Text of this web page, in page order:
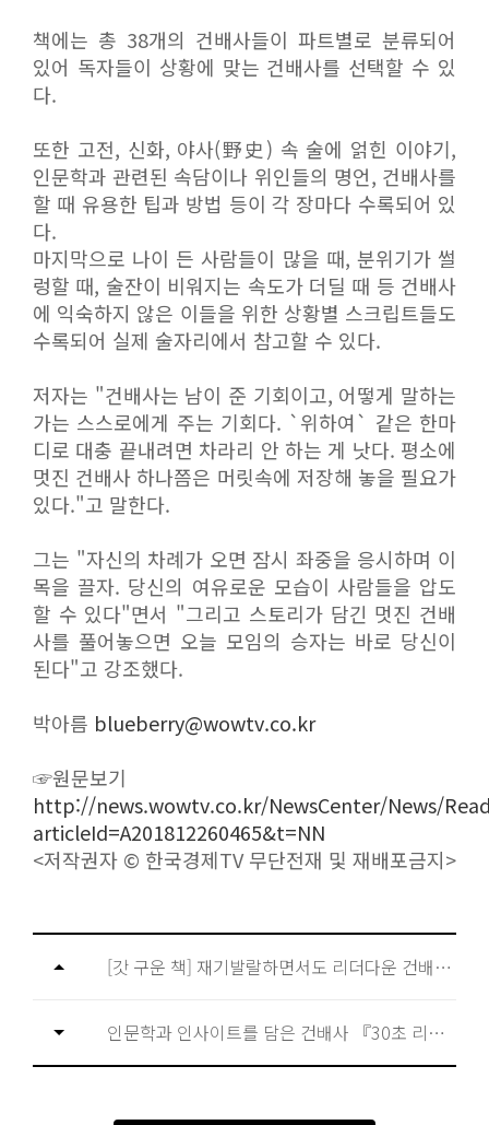
책에는 총 38개의 건배사들이 파트별로 분류되어
있어 독자들이 상황에 맞는 건배사를 선택할 수 있
다.
또한 고전, 신화, 야사(野史) 속 술에 얽힌 이야기,
인문학과 관련된 속담이나 위인들의 명언, 건배사를
할 때 유용한 팁과 방법 등이 각 장마다 수록되어 있
다.
마지막으로 나이 든 사람들이 많을 때, 분위기가 썰
렁할 때, 술잔이 비워지는 속도가 더딜 때 등 건배사
에 익숙하지 않은 이들을 위한 상황별 스크립트들도
수록되어 실제 술자리에서 참고할 수 있다.
저자는 "건배사는 남이 준 기회이고, 어떻게 말하는
가는 스스로에게 주는 기회다. `위하여` 같은 한마
디로 대충 끝내려면 차라리 안 하는 게 낫다. 평소에
멋진 건배사 하나쯤은 머릿속에 저장해 놓을 필요가
있다."고 말한다.
그는 "자신의 차례가 오면 잠시 좌중을 응시하며 이
목을 끌자. 당신의 여유로운 모습이 사람들을 압도
할 수 있다"면서 "그리고 스토리가 담긴 멋진 건배
사를 풀어놓으면 오늘 모임의 승자는 바로 당신이
된다"고 강조했다.
박아름 blueberry@wowtv.co.kr
☞원문보기
http://news.wowtv.co.kr/NewsCenter/News/
articleId=A201812260465&t=NN
<저작권자 © 한국경제TV 무단전재 및 재배포금지>
[갓 구운 책] 재기발랄하면서도 리더다운 건배사를 위한 ‘30초 리더십’
인문학과 인사이트를 담은 건배사 『30초 리더십』